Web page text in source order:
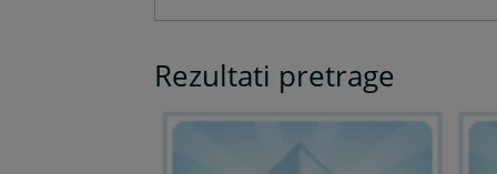
Rezultati pretrage